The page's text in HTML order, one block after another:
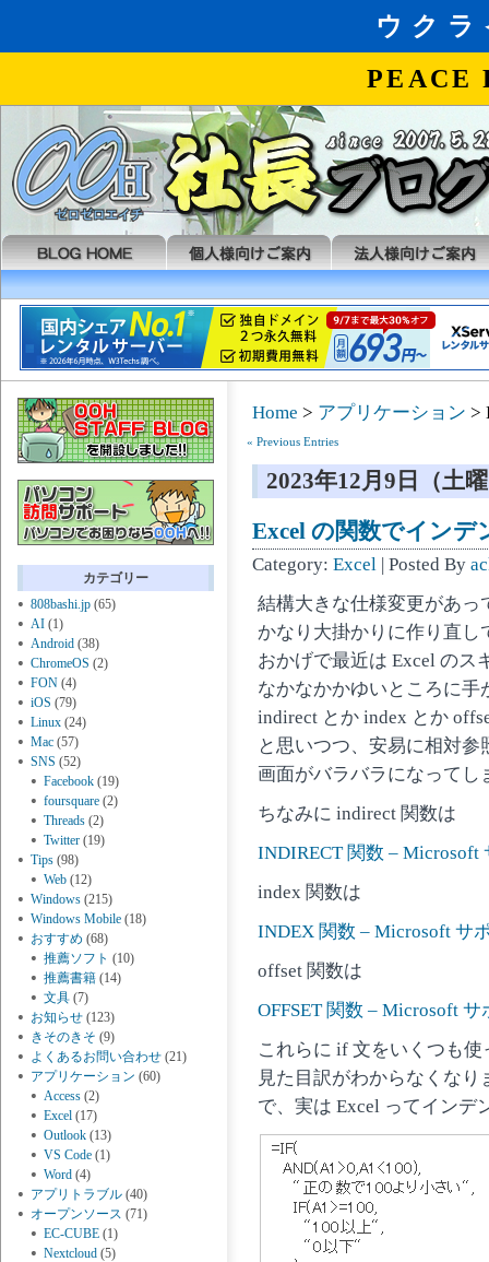
カテゴリー
808bashi.jp (65)
AI (1)
Android (38)
ChromeOS (2)
FON (4)
iOS (79)
Linux (24)
Mac (57)
SNS (52)
Facebook (19)
foursquare (2)
Threads (2)
Twitter (19)
Tips (98)
Web (12)
Windows (215)
Windows Mobile (18)
おすすめ (68)
推薦ソフト (10)
推薦書籍 (14)
文具 (7)
お知らせ (123)
きそのきそ (9)
よくあるお問い合わせ (21)
アプリケーション (60)
Access (2)
Excel (17)
Outlook (13)
VS Code (1)
Word (4)
アプリトラブル (40)
オープンソース (71)
EC-CUBE (1)
Nextcloud (5)
Home > アプリケーション >
« Previous Entries
2023年12月9日（土
Excel の関数でインデ
Category: Excel | Posted By
結構大きな仕様変更があっ
かなり大掛かりに作り直し
おかげで最近は Excel のス
なかなかかゆいところに手
indirect とか index とか
と思いつつ、安易に相対参
画面がバラバラになってし
ちなみに indirect 関数は
INDIRECT 関数 – Microsoft
index 関数は
INDEX 関数 – Microsoft サ
offset 関数は
OFFSET 関数 – Microsoft サ
これらに if 文をいくつも使
見た目訳がわからなくなり
で、実は Excel ってインデ